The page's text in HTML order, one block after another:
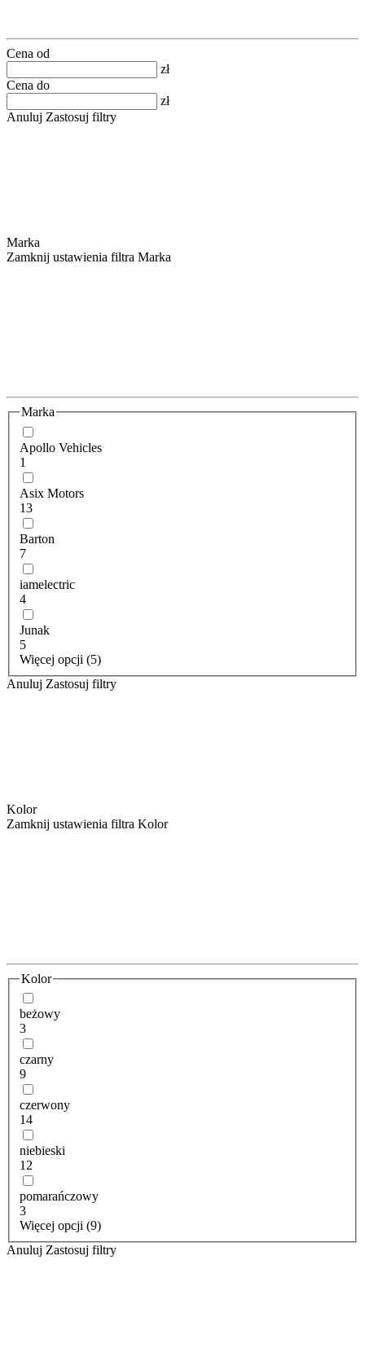
Cena od
zł
Cena do
zł
Anuluj Zastosuj filtry
Marka
Zamknij ustawienia filtra Marka
Marka
Apollo Vehicles
1
Asix Motors
13
Barton
7
iamelectric
4
Junak
5
Więcej opcji (5)
Anuluj Zastosuj filtry
Kolor
Zamknij ustawienia filtra Kolor
Kolor
beżowy
3
czarny
9
czerwony
14
niebieski
12
pomarańczowy
3
Więcej opcji (9)
Anuluj Zastosuj filtry